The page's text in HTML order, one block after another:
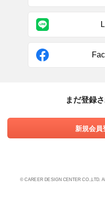
まだ登録
新規会員
© CAREER DESIGN CENTER CO.,LTD.